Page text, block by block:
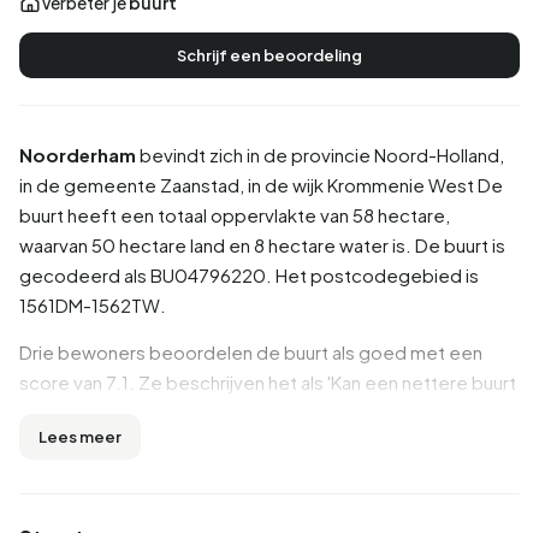
Noorderham bevindt zich in de provincie Noord-Holland
in de gemeente Zaanstad , in de wijkKrommenie West De
buurt heeft een totaal oppervlakte van 58 hectare,
waarvan 50 hectare land en 8 hectare water is. De buurt is
gecodeerd als BU04796220. Het postcodegebied is
1561DM-1562TW.
Drie bewoners beoordelen de buurt als goed met een
score van 7.1. Ze beschrijven het als 'Kan een nettere buurt
bereikbaarheid, onderwijs, voorzieningen worden goed
Lees meer
Schrijf een beoordeling